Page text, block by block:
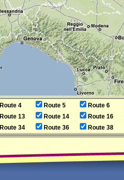
Route 4 Route 5 Route 6
Route 13 Route 14 Route 16
Route 34 Route 36 Route 38